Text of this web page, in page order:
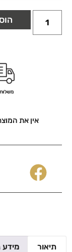
אין את
תיאור מידע